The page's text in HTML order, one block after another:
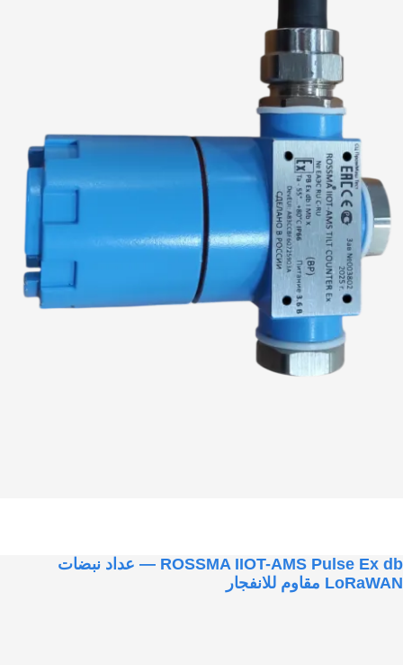
ROSSMA IIOT-AMS Pulse Ex db — عداد نبضات
LoRaWAN مقاوم للانفجار